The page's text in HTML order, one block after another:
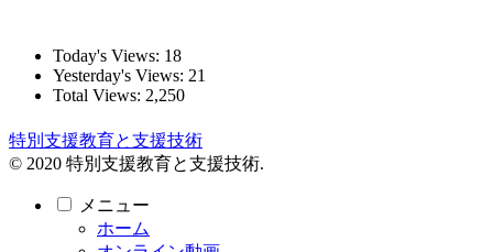
Today's Views: 18
Yesterday's Views: 21
Total Views: 2,250
特別支援教育と支援技術
© 2020 特別支援教育と支援技術.
メニュー
ホーム